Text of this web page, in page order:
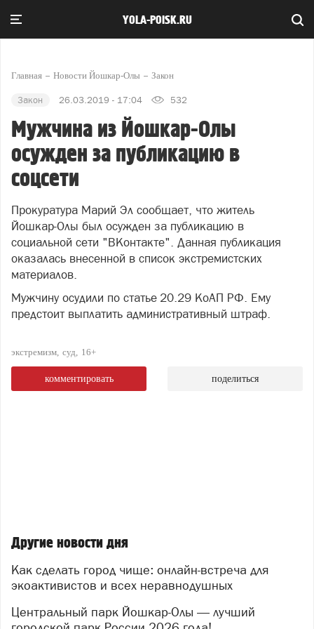
YOLA-POISK.RU
Главная Новости Йошкар-Олы Закон
Закон 26.03.2019 - 17:04 532
Мужчина из Йошкар-Олы
осужден за публикацию в
соцсети
Прокуратура Марий Эл сообщает, что житель
Йошкар-Олы был осужден за публикацию в
социальной сети "ВКонтакте". Данная публикация
оказалась внесенной в список экстремистских
материалов.
Мужчину осудили по статье 20.29 КоАП РФ. Ему
предстоит выплатить административный штраф.
экстремизм суд 16+
комментировать поделиться
Другие новости дня
Как сделать город чище: онлайн-встреча для
экоактивистов и всех неравнодушных
Центральный парк Йошкар-Олы — лучший